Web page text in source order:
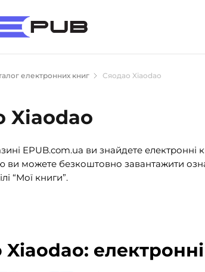
Художня література
(527)
електронних книг Сяодао Xiaodao
Xiaodao
EPUB.com.ua ви знайдете електронні
ви можете безкоштовно завантажити
“Мої книги”.